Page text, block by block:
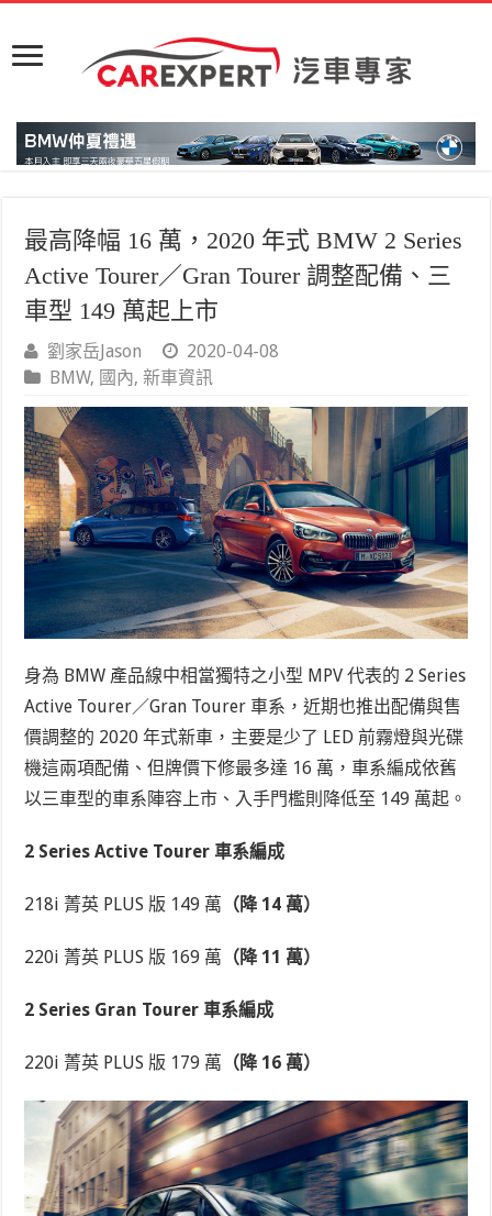
最高降幅 16 萬，2020 年式 BMW 2 Series
Active Tourer／Gran Tourer 調整配備、三
車型 149 萬起上市
劉家岳Jason
2020-04-08
BMW, 國內,新車資訊
身為 BMW 產品線中相當獨特之小型 MPV 代表的 2 Series
Active Tourer／Gran Tourer 車系，近期也推出配備與售
價調整的 2020 年式新車，主要是少了 LED 前霧燈與光碟
機這兩項配備、但牌價下修最多達 16 萬，車系編成依舊
以三車型的車系陣容上市、入手門檻則降低至 149 萬起。
2 Series Active Tourer 車系編成
218i 菁英 PLUS 版 149 萬 （降 14 萬）
220i 菁英 PLUS 版 169 萬 （降 11 萬）
2 Series Gran Tourer 車系編成
220i 菁英 PLUS 版 179 萬 （降 16 萬）